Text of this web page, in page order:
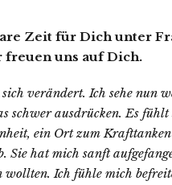
Zeit für Dich unter
uns auf Dich.
verändert. Ich sehe nun
schwer ausdrücken. Es
ein Ort zum
hat mich sanft
Ich fühle mich